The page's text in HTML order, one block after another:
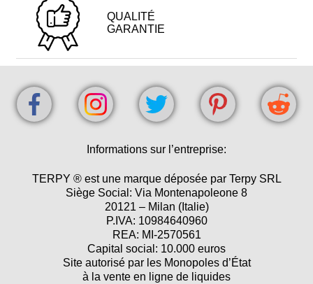
QUALITÉ
GARANTIE
Informations sur l’entreprise:
TERPY ® est une marque déposée par Terpy SRL
Siège Social: Via Montenapoleone 8
20121 – Milan (Italie)
P.IVA: 10984640960
REA: MI-2570561
Capital social: 10.000 euros
Site autorisé par les Monopoles d’État
à la vente en ligne de liquides